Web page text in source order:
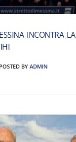
INCONTRA LA
POSTED BY ADMIN